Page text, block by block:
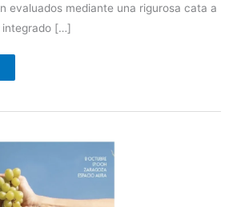
evaluados mediante una rigurosa cata a
integrado […]